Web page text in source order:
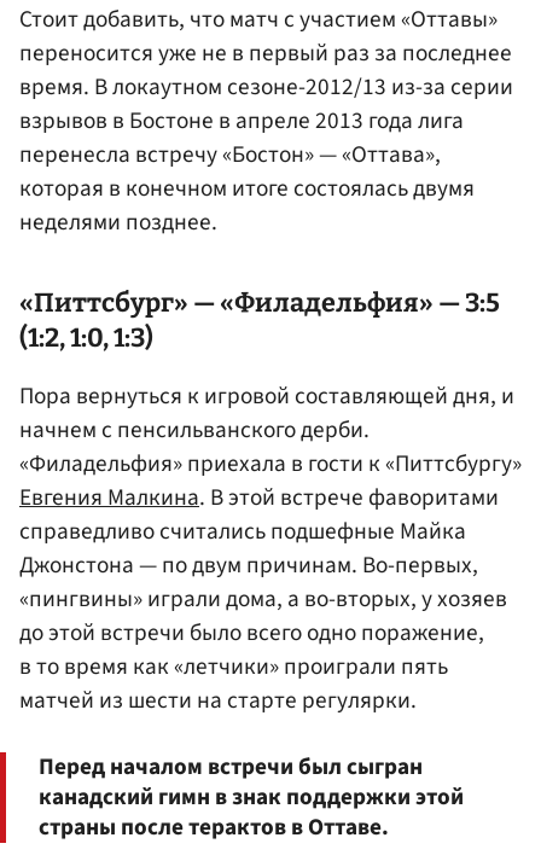
Стоит добавить, что матч с участием «Оттавы»
переносится уже не в первый раз за последнее
время. В локаутном сезоне-2012/13 из-за серии
взрывов в Бостоне в апреле 2013 года лига
перенесла встречу «Бостон» — «Оттава»,
которая в конечном итоге состоялась двумя
неделями позднее.
«Питтсбург» — «Филадельфия» — 3:5
(1:2, 1:0, 1:3)
Пора вернуться к игровой составляющей дня, и
начнем с пенсильванского дерби.
«Филадельфия» приехала в гости к «Питтсбургу»
Евгения Малкина. В этой встрече фаворитами
справедливо считались подшефные Майка
Джонстона — по двум причинам. Во-первых,
«пингвины» играли дома, а во-вторых, у хозяев
до этой встречи было всего одно поражение,
в то время как «летчики» проиграли пять
матчей из шести на старте регулярки.
Перед началом встречи был сыгран
канадский гимн в знак поддержки этой
страны после терактов в Оттаве.